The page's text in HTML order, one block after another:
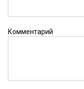
Комментарий